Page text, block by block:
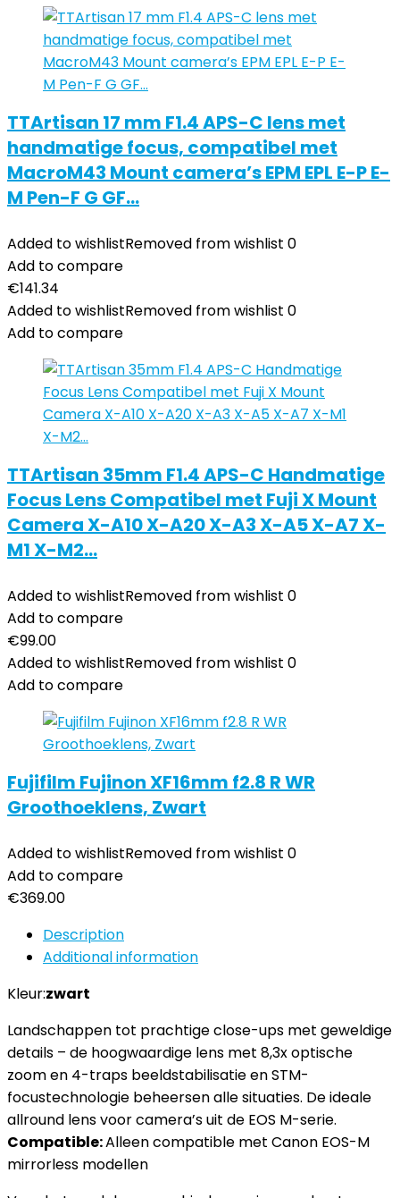
TTArtisan 17 mm F1.4 APS-C lens met
handmatige focus, compatibel met
MacroM43 Mount camera’s EPM EPL E-P E-
M Pen-F G GF…
Added to wishlistRemoved from wishlist 0
Add to compare
€141.34
Added to wishlistRemoved from wishlist 0
Add to compare
TTArtisan 35mm F1.4 APS-C Handmatige
Focus Lens Compatibel met Fuji X Mount
Camera X-A10 X-A20 X-A3 X-A5 X-A7 X-
M1 X-M2…
Added to wishlistRemoved from wishlist 0
Add to compare
€99.00
Added to wishlistRemoved from wishlist 0
Add to compare
Fujifilm Fujinon XF16mm f2.8 R WR
Groothoeklens, Zwart
Added to wishlistRemoved from wishlist 0
Add to compare
€369.00
Description
Additional information
Kleur:zwart
Landschappen tot prachtige close-ups met geweldige
details – de hoogwaardige lens met 8,3x optische
zoom en 4-traps beeldstabilisatie en STM-
focustechnologie beheersen alle situaties. De ideale
allround lens voor camera’s uit de EOS M-serie.
Compatible:Alleen compatible met Canon EOS-M
mirrorless modellen